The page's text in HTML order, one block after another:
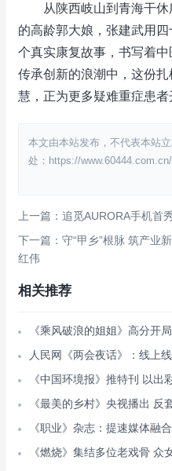
从陕西岐山到青海干休
的高龄郭大娘，张建武用
个真实康复故事，书写着
传承创新的浪潮中，这份
慧，正为更多疑难重症患者
本文由本站发布，不代表本站
处：https://
上一篇：追觅AURORA手机首
下一篇：守“甲乡”根脉 筑产业
红伟
相关推荐
《乘风破浪的姐姐》高分开
人民网《两会夜话》：线上
《中国环境报》推特刊 以
《最美的乡村》央视播出
《职业》杂志：提速媒体融
《燃烧》集结多位老戏骨